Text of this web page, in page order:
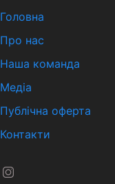
Головна
Про нас
Наша команда
Медіа
Публічна оферта
Контакти